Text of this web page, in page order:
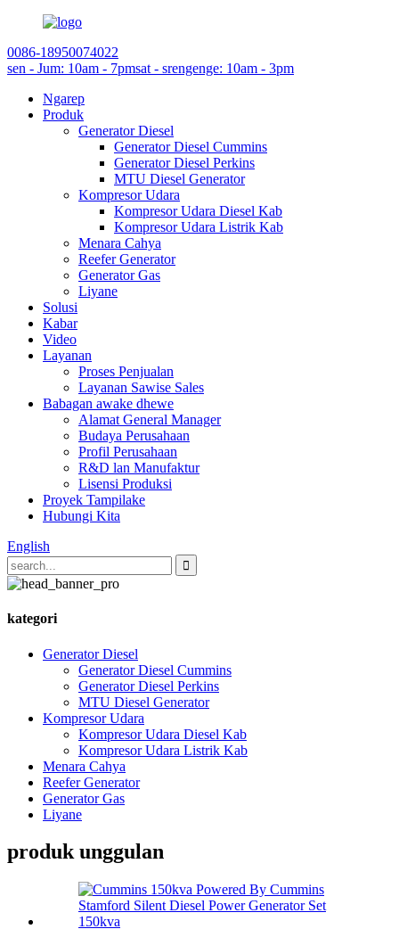
0086-18950074022
sen - Jum: 10am - 7pmsat - srengenge: 10am - 3pm
Ngarep
Produk
Generator Diesel
Generator Diesel Cummins
Generator Diesel Perkins
MTU Diesel Generator
Kompresor Udara
Kompresor Udara Diesel Kab
Kompresor Udara Listrik Kab
Menara Cahya
Reefer Generator
Generator Gas
Liyane
Solusi
Kabar
Video
Layanan
Proses Penjualan
Layanan Sawise Sales
Babagan awake dhewe
Alamat General Manager
Budaya Perusahaan
Profil Perusahaan
R&D lan Manufaktur
Lisensi Produksi
Proyek Tampilake
Hubungi Kita
English
kategori
Generator Diesel
Generator Diesel Cummins
Generator Diesel Perkins
MTU Diesel Generator
Kompresor Udara
Kompresor Udara Diesel Kab
Kompresor Udara Listrik Kab
Menara Cahya
Reefer Generator
Generator Gas
Liyane
produk unggulan